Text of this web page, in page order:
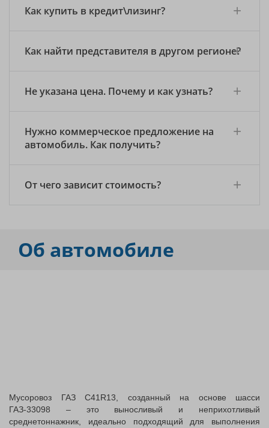
Как купить в кредит\лизинг?
Как найти представителя в другом регионе?
Не указана цена. Почему и как узнать?
Нужно коммерческое предложение на
автомобиль. Как получить?
От чего зависит стоимость?
Об автомобиле
Мусоровоз ГАЗ C41R13, созданный на основе шасси
ГАЗ-33098 – это выносливый и неприхотливый
среднетоннажник, идеально подходящий для выполнения